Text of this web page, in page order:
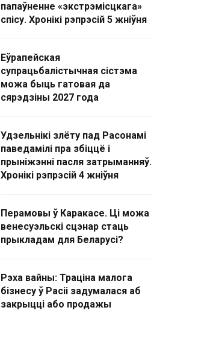
папаўненне «экстрэмісцкага»
спісу. Хронікі рэпрэсій 5 жніўня
Еўрапейская
супрацьбалістычная сістэма
можа быць гатовая да
сярэдзіны 2027 года
Удзельнікі злёту пад Расонамі
паведамілі пра збіццё і
прыніжэнні пасля затрыманняў.
Хронікі рэпрэсій 4 жніўня
Перамовы ў Каракасе. Ці можа
венесуэльскі сцэнар стаць
прыкладам для Беларусі?
Рэха вайны: Траціна малога
бізнесу ў Расіі задумалася аб
закрыцці або продажы